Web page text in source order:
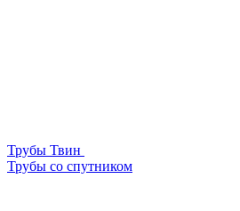
Трубы Твин
Трубы со спутником